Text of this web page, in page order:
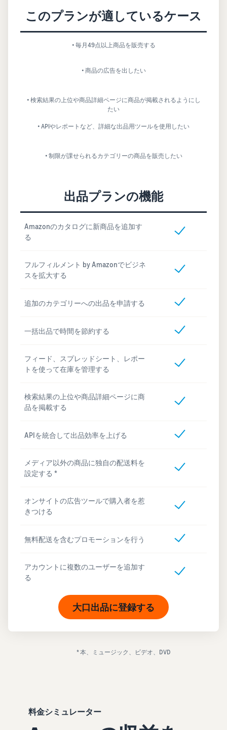
このプランが適しているケース
• 毎月49点以上商品を販売する
• 商品の広告を出したい
• 検索結果の上位や商品詳細ページに商品が掲載されるようにし
たい
• APIやレポートなど、詳細な出品用ツールを使用したい
• 制限が課せられるカテゴリーの商品を販売したい
出品プランの機能
Amazonのカタログに新商品を追加す
る
フルフィルメント by Amazonでビジネ
スを拡大する
追加のカテゴリーへの出品を申請する
一括出品で時間を節約する
フィード、スプレッドシート、レポー
トを使って在庫を管理する
検索結果の上位や商品詳細ページに商
品を掲載する
APIを統合して出品効率を上げる
メディア以外の商品に独自の配送料を
設定する *
オンサイトの広告ツールで購入者を惹
きつける
無料配送を含むプロモーションを行う
アカウントに複数のユーザーを追加す
る
大口出品に登録する
* 本、ミュージック、ビデオ、DVD
料金シミュレーター